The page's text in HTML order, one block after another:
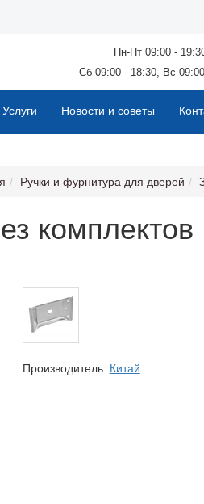
Пн-Пт 09:00 -
Сб 09:00 - 18:30, Вс
Услуги Новости и советы
Ручки и фурнитура для дверей
комплектов
Производитель: Китай